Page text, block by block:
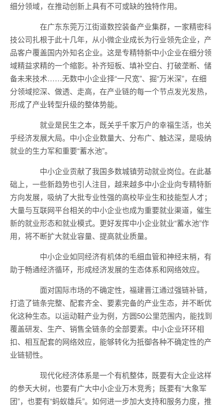
细分领域，在推动创新上具有不可或缺的独特作用。
在广东东莞万江街道数控装备产业集群，一家精密科
技公司扎根于此十几年，从小微企业成长为行业领先企业，产
品客户覆盖国内外知名企业。这是专精特新中小企业在细分领
域精益求精的一个缩影。补齐短板、填补空白、打破垄断、储
备未来技术……无数中小企业择“一尺宽”、掘“万米深”，在细
分领域挖深、做透、走高，在产业链的每一个节点发光发热，
形成了产业转型升级的整体势能。
就业是民生之本，既关乎千家万户的幸福生活，也关
乎经济发展大局。中小企业数量大、分布广、触达深，是吸纳
就业的生力军和重要“蓄水池”。
中小企业贡献了我国多数城镇劳动就业岗位。在此基
础上，一些新趋势也引人注目，越来越多中小企业向专精特新
方向发展，吸纳了大批专业性强的高校毕业生和技能型人才；
大量与互联网平台相关的中小企业也成为重要就业渠道，催生
新的就业形态和就业模式。更好发挥中小企业就业“蓄水池”作
用，将不断扩大就业容量、提高就业质量。
中小企业如同经济有机体的毛细血管和神经末梢，有
助于畅通经济循环，形成经济发展的生态体系和网络效应。
面对国际市场的不确定性，福建晋江通过强链补链，
打造了链条完整、配套齐全、要素完备的产业生态，并不断优
化这种生态。以运动鞋产业为例，方圆50公里范围内，能找到
覆盖研发、生产、销售全链条的全部要素。中小企业环环相
扣、相互配套的网络效应，能够转化为抵御各种不确定性的产
业链韧性。
现代化经济体系是一个有机整体，既要有大企业这样
的参天大树，也要有广大中小企业万木竞秀；既要有“大象军
团”，也要有“蚂蚁雄兵”。如何进一步加大支持和服务力度，推